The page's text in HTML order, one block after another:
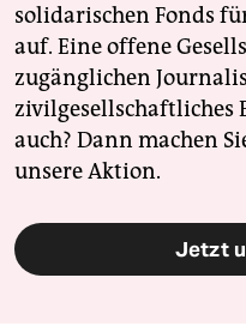
solidarischen Fonds
auf. Eine offene
zugänglichen
zivilgesellschaftliches
auch? Dann machen
unsere Aktion.
Jetzt